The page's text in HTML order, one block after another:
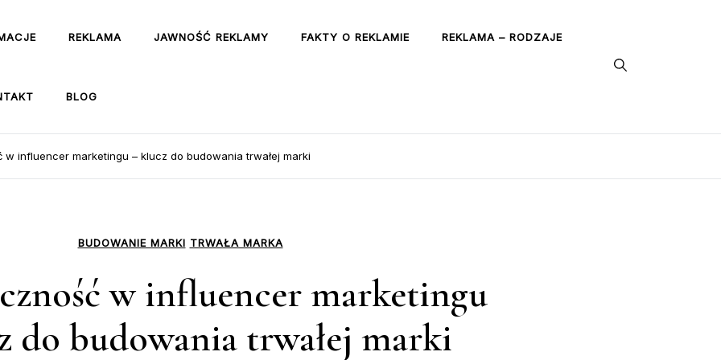
REKLAMA JAWNOŚĆ REKLAMY FAKTY O REKLAMIE REKLAMA – RODZAJE
BLOG
w influencer marketingu – klucz do budowania trwałej marki
BUDOWANIE MARKI TRWAŁA MARKA
w influencer marketingu
do budowania trwałej marki